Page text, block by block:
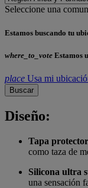
Seleccione una
Estamos buscando tu
where_to_vote Estamos
place Usa mi
Buscar
Diseño:
Tapa
como taza de
Silicona ultra
una sensación